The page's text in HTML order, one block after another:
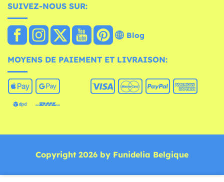
SUIVEZ-NOUS SUR:
Blog
MOYENS DE PAIEMENT ET LIVRAISON:
Copyright 2026 by Funidelia Belgique